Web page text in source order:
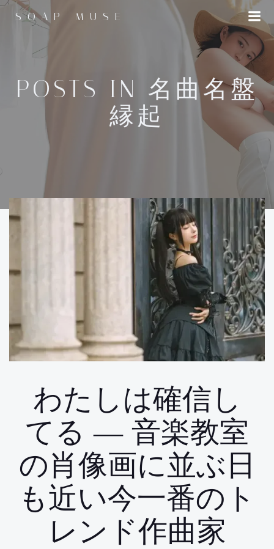
キ
ッ
SOAP MUSE
POSTS IN 名曲名盤
縁起
わたしは確信し
てる ― 音楽教室
の肖像画に並ぶ日
も近い今一番のト
レンド作曲家